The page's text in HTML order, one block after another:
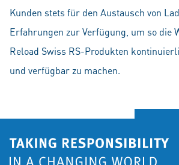
Kunden stets für den Austausch von
Erfahrungen zur Verfügung, um so die
Reload Swiss RS-Produkten
und verfügbar zu machen.